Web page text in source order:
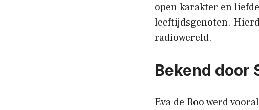
open karakter en
leeftijdsgenoten.
radiowereld.
Bekend door
Eva de Roo werd